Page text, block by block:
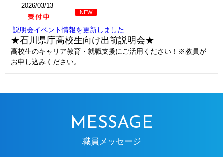
2026/03/13
NEW
説明会イベント情報を更新しました
★石川県庁高校生向け出前説明会★
高校生のキャリア教育・就職支援にご活用ください！※教員が
お申し込みください。
MESSAGE
職員メッセージ